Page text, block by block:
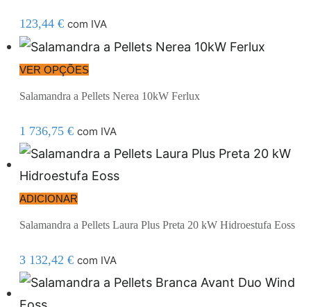
123,44 € com IVA
VER OPÇÕES
Salamandra a Pellets Nerea 10kW Ferlux
1 736,75 € com IVA
ADICIONAR
Salamandra a Pellets Laura Plus Preta 20 kW Hidroestufa Eoss
3 132,42 € com IVA